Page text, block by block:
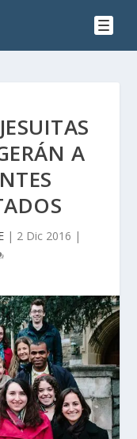
A
| 2 Dic 2016 |